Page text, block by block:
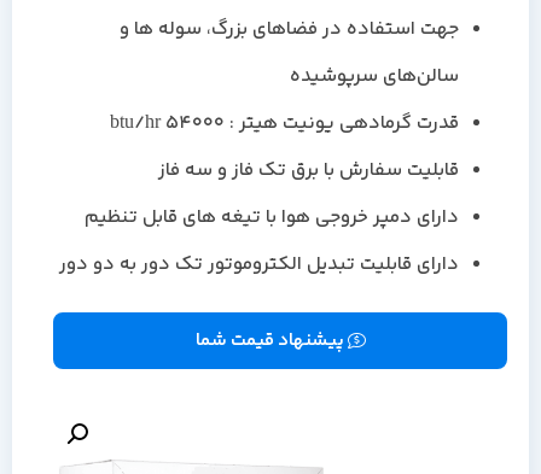
جهت استفاده در فضاهای بزرگ، سوله ها و
سالن‌های سرپوشیده
قدرت گرمادهی یونیت هیتر : 54000 btu/hr
قابلیت سفارش با برق تک فاز و سه فاز
دارای دمپر خروجی هوا با تیغه های قابل تنظیم
دارای قابلیت تبدیل الکتروموتور تک دور به دو دور
پیشنهاد قیمت شما